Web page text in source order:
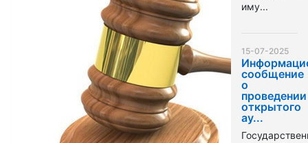
иму...
15-07-2025
сообщение
о
проведении
открытого
ау...